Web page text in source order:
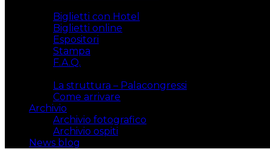
Biglietti con Hotel
Biglietti online
Espositori
Stampa
F.A.Q.
La struttura – Palacongressi
Come arrivare
Archivio
Archivio fotografico
Archivio ospiti
News blog